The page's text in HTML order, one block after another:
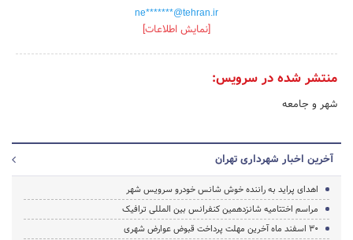
ne*******@tehran.ir
[نمایش اطلاعات]
منتشر شده در سرویس:
شهر و جامعه
آخرین اخبار شهرداری تهران
اهدای پراید به راننده خوش شانس خودرو سرویس شهر
مراسم اختتامیه شانزدهمین کنفرانس بین المللی ترافیک
30 اسفند ماه آخرین مهلت پرداخت قبوض عوارض شهری